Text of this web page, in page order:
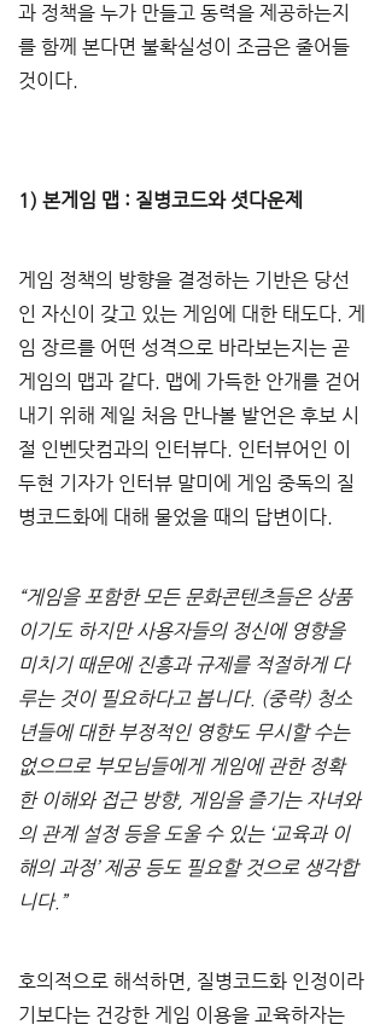
과 정책을 누가 만들고 동력을 제공하는지
를 함께 본다면 불확실성이 조금은 줄어들
것이다.
1) 본게임 맵 : 질병코드와 셧다운제
게임 정책의 방향을 결정하는 기반은 당선
인 자신이 갖고 있는 게임에 대한 태도다. 게
임 장르를 어떤 성격으로 바라보는지는 곧
게임의 맵과 같다. 맵에 가득한 안개를 걷어
내기 위해 제일 처음 만나볼 발언은 후보 시
절 인벤닷컴과의 인터뷰다. 인터뷰어인 이
두현 기자가 인터뷰 말미에 게임 중독의 질
병코드화에 대해 물었을 때의 답변이다.
“게임을 포함한 모든 문화콘텐츠들은 상품
이기도 하지만 사용자들의 정신에 영향을
미치기 때문에 진흥과 규제를 적절하게 다
루는 것이 필요하다고 봅니다. (중략) 청소
년들에 대한 부정적인 영향도 무시할 수는
없으므로 부모님들에게 게임에 관한 정확
한 이해와 접근 방향, 게임을 즐기는 자녀와
의 관계 설정 등을 도울 수 있는 ‘교육과 이
해의 과정’ 제공 등도 필요할 것으로 생각합
니다.”
호의적으로 해석하면, 질병코드화 인정이라
기보다는 건강한 게임 이용을 교육하자는